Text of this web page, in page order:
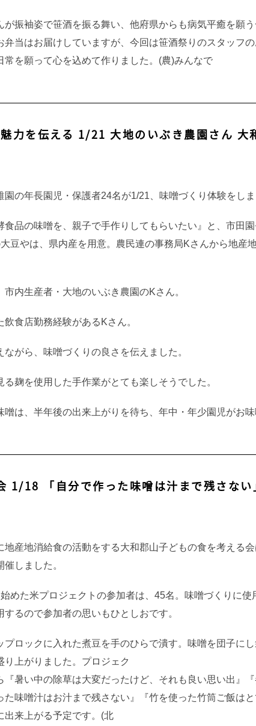
が振袖姿で笹酒を振る舞い、他府県からも病気平癒を願
当はお届けしていますが、今回は笹酒祭りのスタッフの
常を願って心を込めて作りました。(農)みんなで
力を伝える 1/21 大地のいぶき農園さん 大
園の年長園児・保護者24名が1/21、味噌づくり体験をしま
食品の味噌を、親子で手作りしてもらいたい』と、市田
豆やは、県内産を用意。農民連の事務局Kさんから地産
内生産者・大地のいぶき農園のKさん。
食店勤務経験があるKさん。
がら、味噌づくりの良さを伝えました。
る麹を使用した手作業がとても楽しそうでした。
噌は、半年後の出来上がりを待ち、年中・年少園児がお
1/18 「自分で作った味噌は汁まで残さな
地産地消給食の活動をする大和郡山子どもの食を考える
しました。
めた米プロジェクトの参加者は、45名。味噌づくりに使
るので参加者の思いもひとしおです。
プロックに入れた煮豆を手のひらで潰す。味噌を団子に
り上がりました。プロジェク
『暑い中の除草は大変だったけど、それも良い思い出』
た味噌汁はお汁まで残さない』『竹を使った竹筒ご飯は
出来上がる予定です。(北